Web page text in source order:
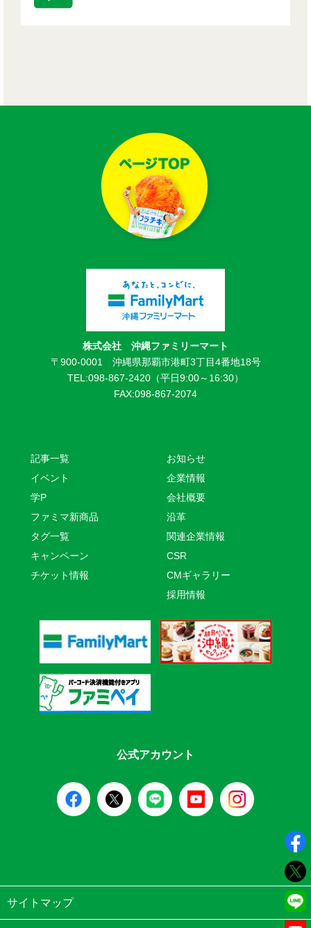
株式会社 沖縄ファミリーマート
〒900-0001 沖縄県那覇市港町3丁目4番地18号
TEL:098-867-2420（平日9:00～16:30）
FAX:098-867-2074
記事一覧
イベント
学P
ファミマ新商品
タグ一覧
キャンペーン
チケット情報
お知らせ
企業情報
会社概要
沿革
関連企業情報
CSR
CMギャラリー
採用情報
公式アカウント
サイトマップ